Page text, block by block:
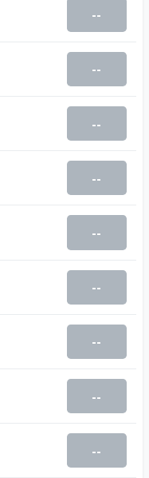
--
--
--
--
--
--
--
--
--